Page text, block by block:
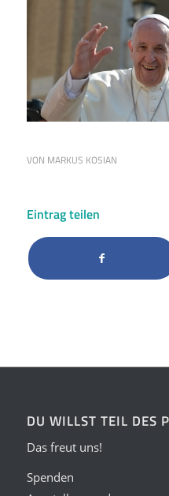
VON MARKUS KOSIAN
Eintrag teilen
DU WILLST TEIL DES
Das freut uns!
Spenden